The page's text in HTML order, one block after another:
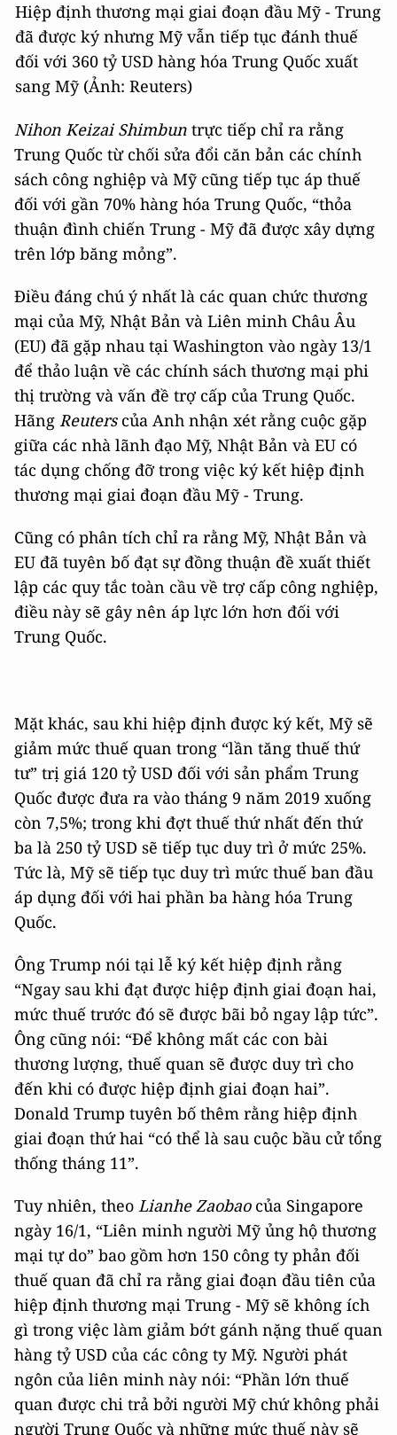
Hiệp định thương mại giai đoạn đầu Mỹ - Trung
đã được ký nhưng Mỹ vẫn tiếp tục đánh thuế
đối với 360 tỷ USD hàng hóa Trung Quốc xuất
sang Mỹ (Ảnh: Reuters)
Nihon Keizai Shimbun trực tiếp chỉ ra rằng
Trung Quốc từ chối sửa đổi căn bản các chính
sách công nghiệp và Mỹ cũng tiếp tục áp thuế
đối với gần 70% hàng hóa Trung Quốc, “thỏa
thuận đình chiến Trung - Mỹ đã được xây dựng
trên lớp băng mỏng”.
Điều đáng chú ý nhất là các quan chức thương
mại của Mỹ, Nhật Bản và Liên minh Châu Âu
(EU) đã gặp nhau tại Washington vào ngày 13/1
để thảo luận về các chính sách thương mại phi
thị trường và vấn đề trợ cấp của Trung Quốc.
Hãng Reuterscủa Anh nhận xét rằng cuộc gặp
giữa các nhà lãnh đạo Mỹ, Nhật Bản và EU có
tác dụng chống đỡ trong việc ký kết hiệp định
thương mại giai đoạn đầu Mỹ - Trung.
Cũng có phân tích chỉ ra rằng Mỹ, Nhật Bản và
EU đã tuyên bố đạt sự đồng thuận đề xuất thiết
lập các quy tắc toàn cầu về trợ cấp công nghiệp,
điều này sẽ gây nên áp lực lớn hơn đối với
Trung Quốc.
Mặt khác, sau khi hiệp định được ký kết, Mỹ sẽ
giảm mức thuế quan trong “lần tăng thuế thứ
tư” trị giá 120 tỷ USD đối với sản phẩm Trung
Quốc được đưa ra vào tháng 9 năm 2019 xuống
còn 7,5%; trong khi đợt thuế thứ nhất đến thứ
ba là 250 tỷ USD sẽ tiếp tục duy trì ở mức 25%.
Tức là, Mỹ sẽ tiếp tục duy trì mức thuế ban đầu
áp dụng đối với hai phần ba hàng hóa Trung
Quốc.
Ông Trump nói tại lễ ký kết hiệp định rằng
“Ngay sau khi đạt được hiệp định giai đoạn hai,
mức thuế trước đó sẽ được bãi bỏ ngay lập tức”.
Ông cũng nói: “Để không mất các con bài
thương lượng, thuế quan sẽ được duy trì cho
đến khi có được hiệp định giai đoạn hai”.
Donald Trump tuyên bố thêm rằng hiệp định
giai đoạn thứ hai “có thể là sau cuộc bầu cử tổng
thống tháng 11”.
Tuy nhiên, theo Lianhe Zaobaocủa Singapore
ngày 16/1, “Liên minh người Mỹ ủng hộ thương
mại tự do” bao gồm hơn 150 công ty phản đối
thuế quan đã chỉ ra rằng giai đoạn đầu tiên của
hiệp định thương mại Trung - Mỹ sẽ không ích
gì trong việc làm giảm bớt gánh nặng thuế quan
hàng tỷ USD của các công ty Mỹ. Người phát
ngôn của liên minh này nói: “Phần lớn thuế
quan được chi trả bởi người Mỹ chứ không phải
người Trung Quốc và những mức thuế này sẽ